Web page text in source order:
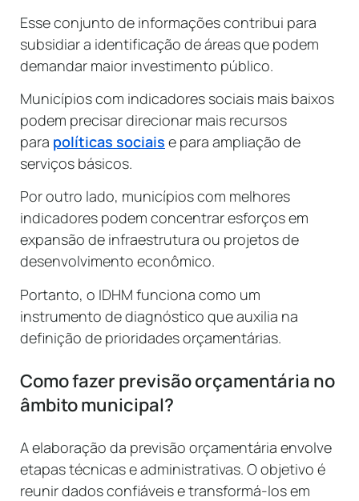
Esse conjunto de informações contribui para
subsidiar a identificação de áreas que podem
demandar maior investimento público.
Municípios com indicadores sociais mais baixos
podem precisar direcionar mais recursos
para políticas sociais e para ampliação de
serviços básicos.
Por outro lado, municípios com melhores
indicadores podem concentrar esforços em
expansão de infraestrutura ou projetos de
desenvolvimento econômico.
Portanto, o IDHM funciona como um
instrumento de diagnóstico que auxilia na
definição de prioridades orçamentárias.
Como fazer previsão orçamentária no
âmbito municipal?
A elaboração da previsão orçamentária envolve
etapas técnicas e administrativas. O objetivo é
reunir dados confiáveis e transformá-los em